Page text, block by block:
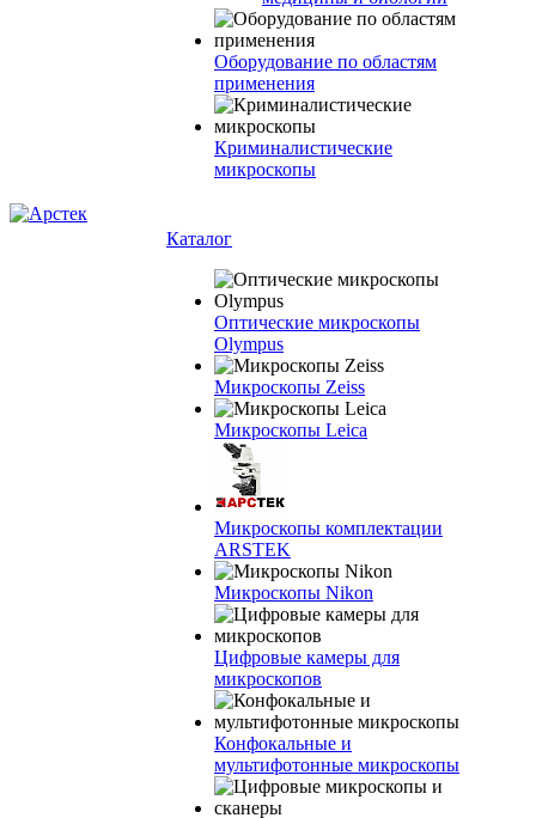
Оборудование по областям
применения
Криминалистические
микроскопы
Каталог
Оптические микроскопы
Olympus
Микроскопы Zeiss
Микроскопы Leica
Микроскопы комплектации
ARSTEK
Микроскопы Nikon
Цифровые камеры для
микроскопов
Конфокальные и
мультифотонные микроскопы